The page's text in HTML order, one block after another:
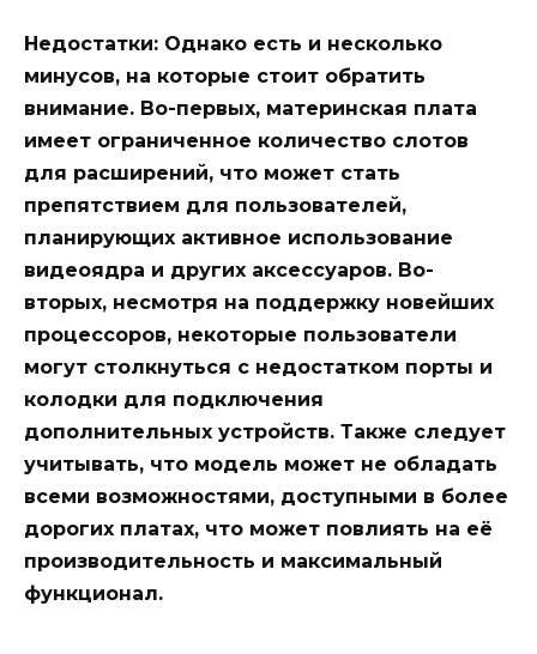
Недостатки: Однако есть и несколько
минусов, на которые стоит обратить
внимание. Во-первых, материнская плата
имеет ограниченное количество слотов
для расширений, что может стать
препятствием для пользователей,
планирующих активное использование
видеоядра и других аксессуаров. Во-
вторых, несмотря на поддержку новейших
процессоров, некоторые пользователи
могут столкнуться с недостатком порты и
колодки для подключения
дополнительных устройств. Также следует
учитывать, что модель может не обладать
всеми возможностями, доступными в более
дорогих платах, что может повлиять на её
производительность и максимальный
функционал.